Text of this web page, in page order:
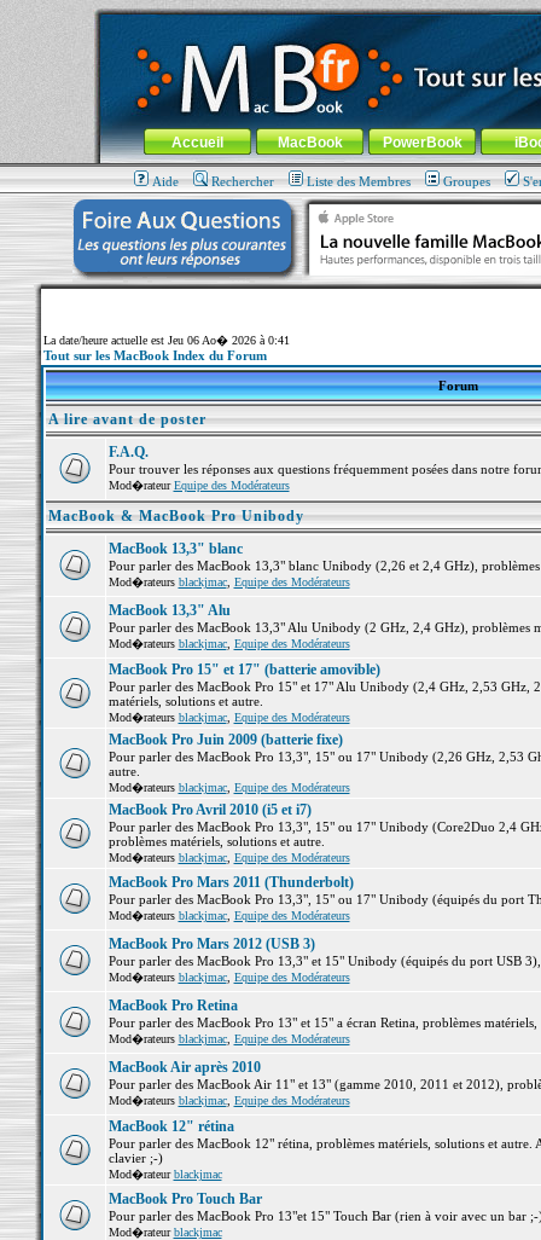
MacBook-fr.com : 100% Apple... 100% nomade !
Aller au contenu-Aller au menu général-Aller au menu de
Menu général
Accueil MacBook PowerBook
Aide Rechercher Liste des Membres Groupes
La date/heure actuelle est Jeu 06 Ao� 2026 à 0:41
Tout sur les MacBook Index du Forum
Forum
A lire avant de poster
F.A.Q.
Pour trouver les réponses aux questions fréquemment posées dans notre
Mod�rateurEquipe des Modérateurs
MacBook & MacBook Pro Unibody
MacBook 13,3" blanc
Pour parler des MacBook 13,3" blanc Unibody (2,26 et 2,4 GHz),
Mod�rateurs blackjmac, Equipe des Modérateurs
MacBook 13,3" Alu
Pour parler des MacBook 13,3" Alu Unibody (2 GHz, 2,4 GHz), problèmes
Mod�rateurs blackjmac, Equipe des Modérateurs
MacBook Pro 15" et 17" (batterie amovible)
Pour parler des MacBook Pro 15" et 17" Alu Unibody (2,4 GHz, 2,53 GHz,
matériels, solutions et autre.
Mod�rateurs blackjmac, Equipe des Modérateurs
MacBook Pro Juin 2009 (batterie fixe)
Pour parler des MacBook Pro 13,3", 15" ou 17" Unibody (2,26 GHz, 2,53
autre.
Mod�rateurs blackjmac, Equipe des Modérateurs
MacBook Pro Avril 2010 (i5 et i7)
Pour parler des MacBook Pro 13,3", 15" ou 17" Unibody (Core2Duo 2,4
problèmes matériels, solutions et autre.
Mod�rateurs blackjmac, Equipe des Modérateurs
MacBook Pro Mars 2011 (Thunderbolt)
Pour parler des MacBook Pro 13,3", 15" ou 17" Unibody (équipés du port
Mod�rateurs blackjmac, Equipe des Modérateurs
MacBook Pro Mars 2012 (USB 3)
Pour parler des MacBook Pro 13,3" et 15" Unibody (équipés du port USB
Mod�rateurs blackjmac, Equipe des Modérateurs
MacBook Pro Retina
Pour parler des MacBook Pro 13" et 15" a écran Retina, problèmes matériels,
Mod�rateurs blackjmac, Equipe des Modérateurs
MacBook Air après 2010
Pour parler des MacBook Air 11" et 13" (gamme 2010, 2011 et 2012),
Mod�rateurs blackjmac, Equipe des Modérateurs
MacBook 12" rétina
Pour parler des MacBook 12" rétina, problèmes matériels, solutions et
clavier ;-)
Mod�rateurblackjmac
MacBook Pro Touch Bar
Pour parler des MacBook Pro 13"et 15" Touch Bar (rien à voir avec un bar
Mod�rateurblackjmac